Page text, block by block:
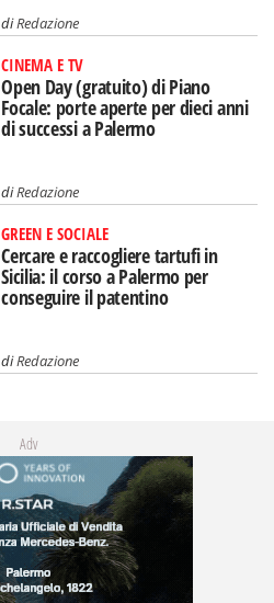
diRedazione
CINEMA E TV
Open Day (gratuito) di Piano
Focale: porte aperte per dieci anni
di successi a Palermo
diRedazione
GREEN E SOCIALE
Cercare e raccogliere tartufi in
Sicilia: il corso a Palermo per
conseguire il patentino
diRedazione
Adv